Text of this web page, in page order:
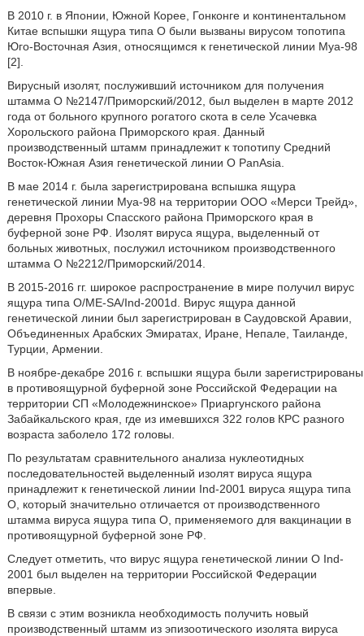
В 2010 г. в Японии, Южной Корее, Гонконге и континентальном
Китае вспышки ящура типа О были вызваны вирусом топотипа
Юго-Восточная Азия, относящимся к генетической линии Муа-98
[2].
Вирусный изолят, послуживший источником для получения
штамма О №2147/Приморский/2012, был выделен в марте 2012
года от больного крупного рогатого скота в селе Усачевка
Хорольского района Приморского края. Данный
производственный штамм принадлежит к топотипу Средний
Восток-Южная Азия генетической линии О PanAsia.
В мае 2014 г. была зарегистрирована вспышка ящура
генетической линии Муа-98 на территории ООО «Мерси Трейд»,
деревня Прохоры Спасского района Приморского края в
буферной зоне РФ. Изолят вируса ящура, выделенный от
больных животных, послужил источником производственного
штамма О №2212/Приморский/2014.
В 2015-2016 гг. широкое распространение в мире получил вирус
ящура типа O/ME-SA/Ind-2001d. Вирус ящура данной
генетической линии был зарегистрирован в Саудовской Аравии,
Объединенных Арабских Эмиратах, Иране, Непале, Таиланде,
Турции, Армении.
В ноябре-декабре 2016 г. вспышки ящура были зарегистрированы
в противоящурной буферной зоне Российской Федерации на
территории СП «Молодежнинское» Приаргунского района
Забайкальского края, где из имевшихся 322 голов КРС разного
возраста заболело 172 головы.
По результатам сравнительного анализа нуклеотидных
последовательностей выделенный изолят вируса ящура
принадлежит к генетической линии Ind-2001 вируса ящура типа
О, который значительно отличается от производственного
штамма вируса ящура типа О, применяемого для вакцинации в
противоящурной буферной зоне РФ.
Следует отметить, что вирус ящура генетической линии О Ind-
2001 был выделен на территории Российской Федерации
впервые.
В связи с этим возникла необходимость получить новый
производственный штамм из эпизоотического изолята вируса